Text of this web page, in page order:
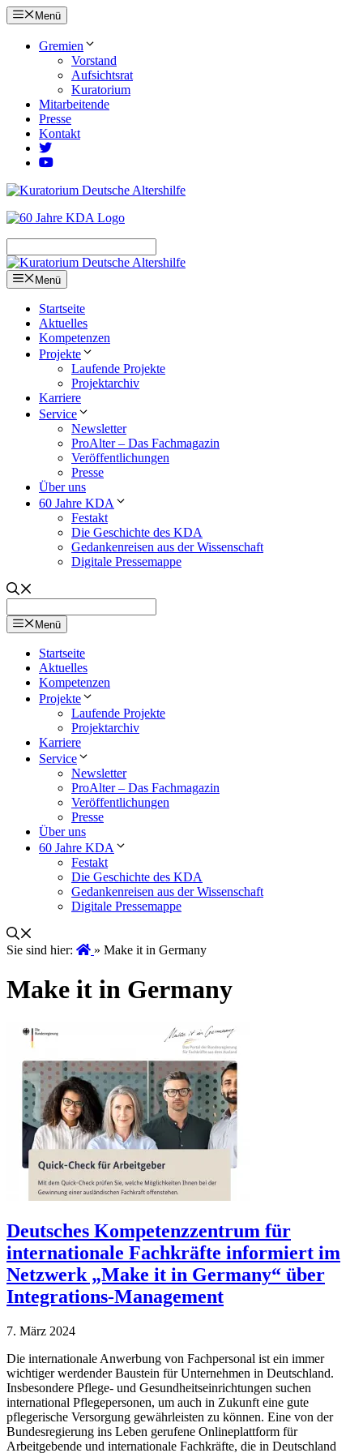
Zum
Inhalt
springen
Menü
Gremien
Vorstand
Aufsichtsrat
Kuratorium
Mitarbeitende
Presse
Kontakt
Menü
Startseite
Aktuelles
Kompetenzen
Projekte
Laufende Projekte
Projektarchiv
Karriere
Service
Newsletter
ProAlter – Das Fachmagazin
Veröffentlichungen
Presse
Über uns
60 Jahre KDA
Festakt
Die Geschichte des KDA
Gedankenreisen aus der Wissenschaft
Digitale Pressemappe
Menü
Startseite
Aktuelles
Kompetenzen
Projekte
Laufende Projekte
Projektarchiv
Karriere
Service
Newsletter
ProAlter – Das Fachmagazin
Veröffentlichungen
Presse
Über uns
60 Jahre KDA
Festakt
Die Geschichte des KDA
Gedankenreisen aus der Wissenschaft
Digitale Pressemappe
Sie sind hier: » Make it in Germany
Make it in Germany
Deutsches Kompetenzzentrum für
internationale Fachkräfte informiert im
Netzwerk „Make it in Germany“ über
Integrations-Management
7. März 2024
Die internationale Anwerbung von Fachpersonal ist ein immer
wichtiger werdender Baustein für Unternehmen in Deutschland.
Insbesondere Pflege- und Gesundheitseinrichtungen suchen
international Pflegepersonen, um auch in Zukunft eine gute
pflegerische Versorgung gewährleisten zu können. Eine von der
Bundesregierung ins Leben gerufene Onlineplattform für
Arbeitgebende und internationale Fachkräfte, die in Deutschland